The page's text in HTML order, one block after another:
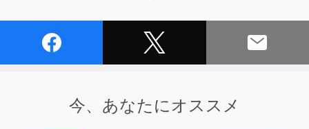
今、あなたにオススメ